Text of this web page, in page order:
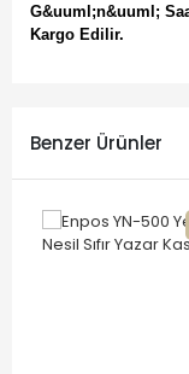
G&uuml;n&uuml;
Kargo Edilir.
Benzer Ürünler